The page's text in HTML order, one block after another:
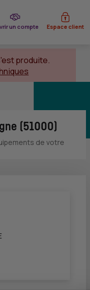
le site
un compte
du CIC Espace client
produite.
(51000)
de votre